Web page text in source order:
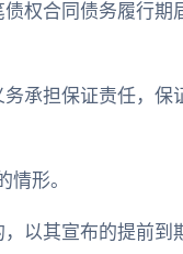
权合同债务履行期
承担保证责任，保
情形。
以其宣布的提前